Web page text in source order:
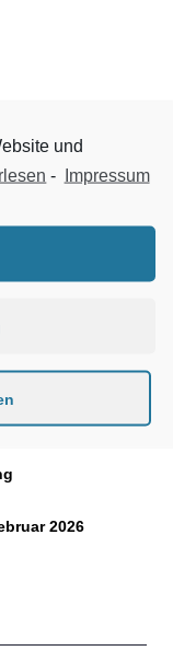
22. SWB Tagung
Das
Möglichkeiten
SWB Tagung
für solch
2026
und
- Impressum